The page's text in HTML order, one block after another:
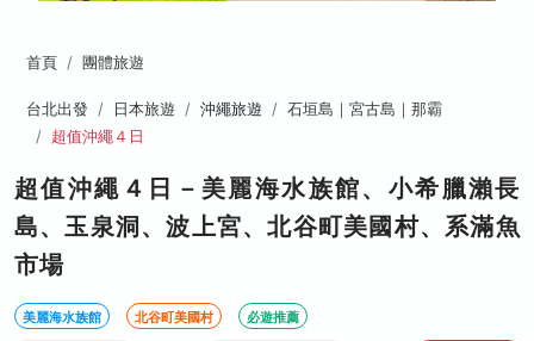
首頁 團體旅遊
台北出發 日本旅遊 沖繩旅遊
石垣島｜宮古島｜那霸
超值沖繩４日
超值沖繩４日－美麗海水族館、小希臘瀨長
島、玉泉洞、波上宮、北谷町美國村、系滿魚
市場
美麗海水族館 北谷町美國村 必遊推薦